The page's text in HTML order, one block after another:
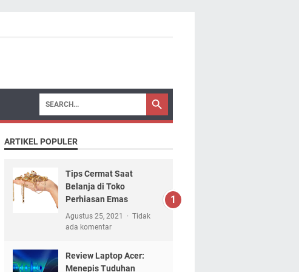
ARTIKEL POPULER
Tips Cermat Saat
Belanja di Toko
Perhiasan Emas
Agustus 25, 2021
Tidak
ada komentar
Review Laptop Acer:
Menepis Tuduhan